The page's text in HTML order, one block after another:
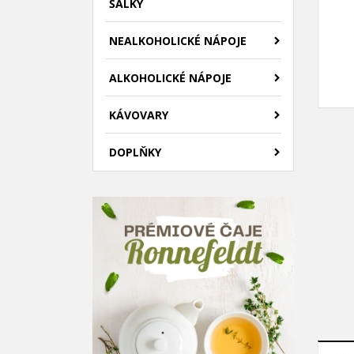
ŠÁLKY
NEALKOHOLICKÉ NÁPOJE
ALKOHOLICKÉ NÁPOJE
KÁVOVARY
DOPLŇKY